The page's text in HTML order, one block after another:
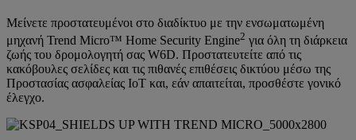
Μείνετε προστατευμένοι στο διαδίκτυο με την ενσωματωμένη
μηχανή Trend Micro™ Home Security Engine2 για όλη τη διάρκεια
ζωής του δρομολογητή σας W6D. Προστατευτείτε από τις
κακόβουλες σελίδες και τις πιθανές επιθέσεις δικτύου μέσω της
Προστασίας ασφαλείας IoT και, εάν απαιτείται, προσθέστε γονικό
έλεγχο.